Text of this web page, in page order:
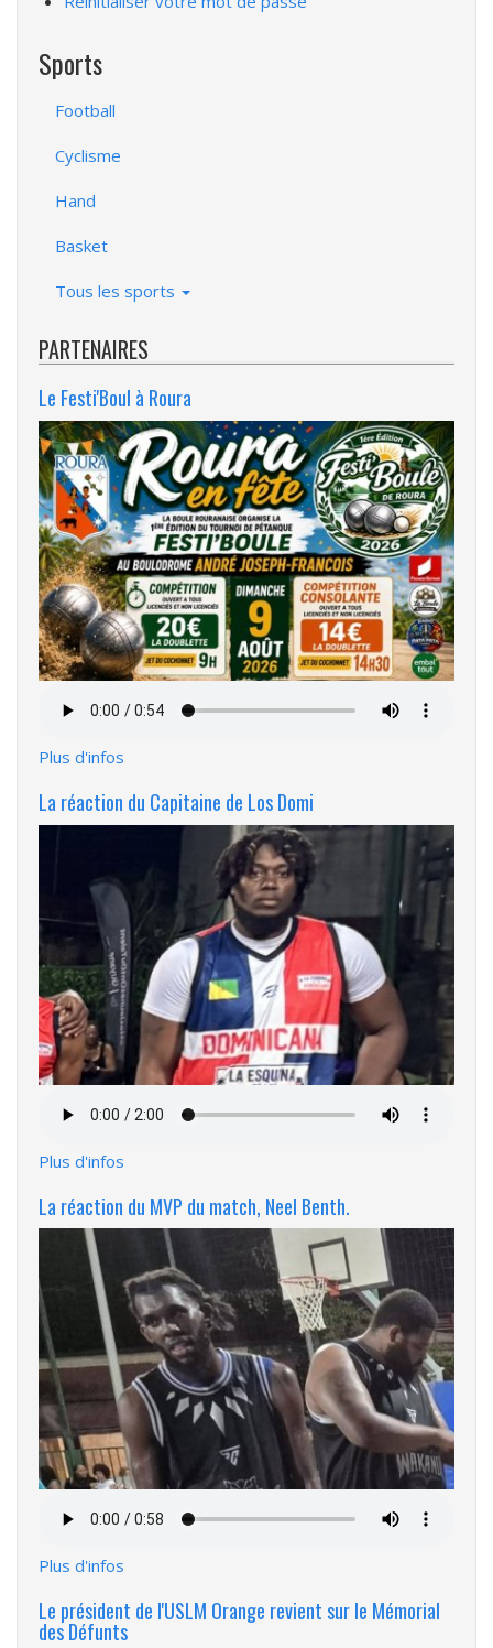
Sports
Football
Cyclisme
Hand
Basket
Tous les sports
PARTENAIRES
Le Festi'Boul à Roura
audio
Plus d'infos
La réaction du Capitaine de Los Domi
audio
Plus d'infos
La réaction du MVP du match, Neel Benth.
audio
Plus d'infos
Le président de l'USLM Orange revient sur le Mémorial
des Défunts